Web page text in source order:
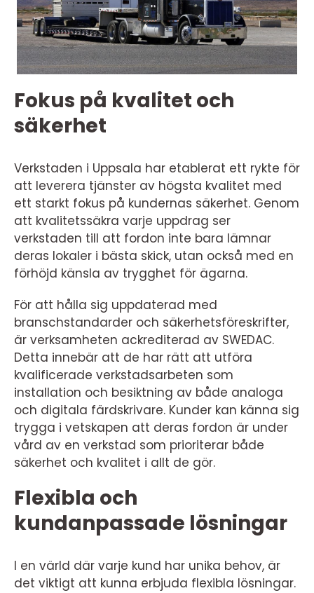
Fokus på kvalitet och
säkerhet
Verkstaden i Uppsala har etablerat ett rykte för
att leverera tjänster av högsta kvalitet med
ett starkt fokus på kundernas säkerhet. Genom
att kvalitetssäkra varje uppdrag ser
verkstaden till att fordon inte bara lämnar
deras lokaler i bästa skick, utan också med en
förhöjd känsla av trygghet för ägarna.
För att hålla sig uppdaterad med
branschstandarder och säkerhetsföreskrifter,
är verksamheten ackrediterad av SWEDAC.
Detta innebär att de har rätt att utföra
kvalificerade verkstadsarbeten som
installation och besiktning av både analoga
och digitala färdskrivare. Kunder kan känna sig
trygga i vetskapen att deras fordon är under
vård av en verkstad som prioriterar både
säkerhet och kvalitet i allt de gör.
Flexibla och
kundanpassade lösningar
I en värld där varje kund har unika behov, är
det viktigt att kunna erbjuda flexibla lösningar.